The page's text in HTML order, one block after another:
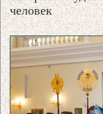
человек